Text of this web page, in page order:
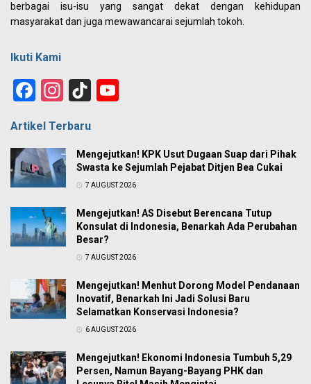
berbagai isu-isu yang sangat dekat dengan kehidupan
masyarakat dan juga mewawancarai sejumlah tokoh.
Ikuti Kami
Facebook
Instagram
TikTok
Artikel Terbaru
Mengejutkan! KPK Usut Dugaan Suap dari Pihak
Swasta ke Sejumlah Pejabat Ditjen Bea Cukai
7 AUGUST 2026
Mengejutkan! AS Disebut Berencana Tutup
Konsulat di Indonesia, Benarkah Ada Perubahan
Besar?
7 AUGUST 2026
Mengejutkan! Menhut Dorong Model Pendanaan
Inovatif, Benarkah Ini Jadi Solusi Baru
Selamatkan Konservasi Indonesia?
6 AUGUST 2026
Mengejutkan! Ekonomi Indonesia Tumbuh 5,29
Persen, Namun Bayang-Bayang PHK dan